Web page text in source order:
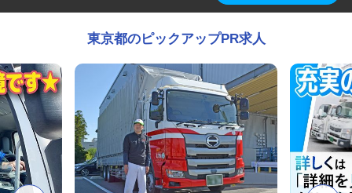
東京都のピックアップPR求人